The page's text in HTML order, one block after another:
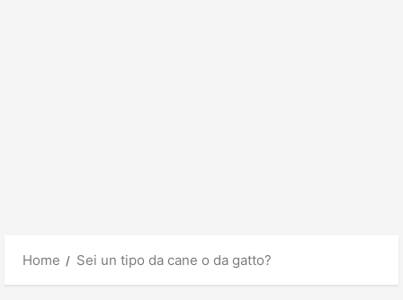
Home Sei un tipo da cane o da gatto?